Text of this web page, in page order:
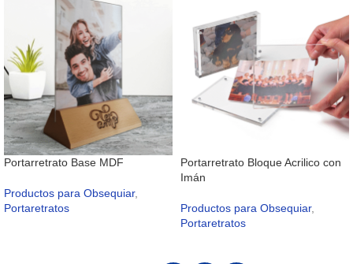
Portarretrato Base MDF
Productos para Obsequiar,
Portaretratos
Portarretrato Bloque Acrilico con
Imán
Productos para Obsequiar,
Portaretratos